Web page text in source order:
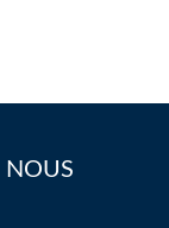
NOUS